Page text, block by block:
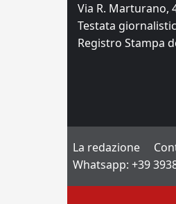
Via R. Marturano,
Testata
Registro Stampa
La redazione
Whatsapp: +39